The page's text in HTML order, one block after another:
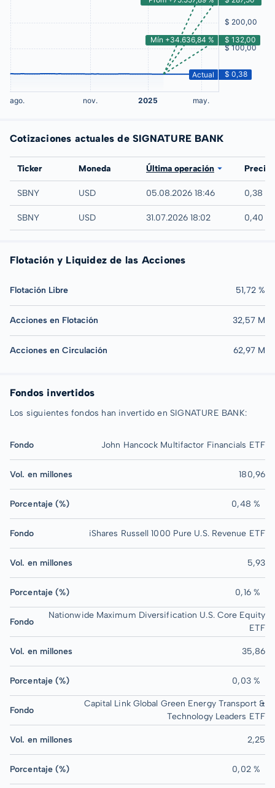
Cotizaciones actuales de SIGNATURE BANK
Bolsa
Ticker Moneda Última operación Precio
NASDAQ
SBNY USD 05.08.2026 18:46 0,38
UTC
SBNY USD 31.07.2026 18:02 0,40
Flotación y Liquidez de las Acciones
Flotación Libre 51,72 %
Acciones en Flotación 32,57 M
Acciones en Circulación 62,97 M
Fondos invertidos
Los siguientes fondos han invertido en SIGNATURE BANK:
Fondo John Hancock Multifactor Financials ETF
Vol. en millones 180,96
Porcentaje (%) 0,48 %
Fondo iShares Russell 1000 Pure U.S. Revenue ETF
Vol. en millones 5,93
Porcentaje (%) 0,16 %
Fondo
Nationwide Maximum Diversification U.S. Core Equity
ETF
Vol. en millones 35,86
Porcentaje (%) 0,03 %
Fondo
Capital Link Global Green Energy Transport &
Technology Leaders ETF
Vol. en millones 2,25
Porcentaje (%) 0,02 %